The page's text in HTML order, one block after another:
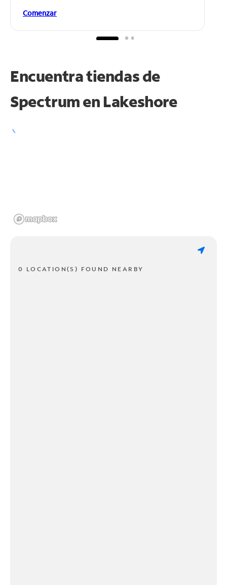
Comenzar
Encuentra tiendas de
Spectrum en Lakeshore
0 LOCATION(S) FOUND NEARBY